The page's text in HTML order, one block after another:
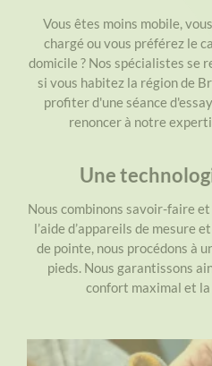
Vous êtes moins mobile,
chargé ou vous préférez le
domicile ? Nos spécialistes se
si vous habitez la région de
profiter d'une séance
renoncer à notre
Une
Nous combinons savoir-faire
l’aide d’appareils de mesure
de pointe, nous procédons à
pieds. Nous garantissons
confort maximal et